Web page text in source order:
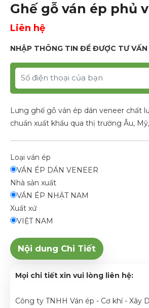
Ghế gỗ ván ép phủ
Liên hệ
NHẬP THÔNG TIN ĐỂ ĐƯỢC TƯ VẤN
Lưng ghế gỗ ván ép dán veneer chất
chuẩn xuất khẩu qua thị trường Âu,
Loại ván ép
VÁN ÉP DÁN VENEER
Nhà sản xuất
VÁN ÉP NHẬT NAM
Xuất xứ
VIỆT NAM
Nội dung Chi Tiết
Mọi chi tiết xin vui lòng liên hệ:
Công ty TNHH Ván ép - Cơ khí - Xây